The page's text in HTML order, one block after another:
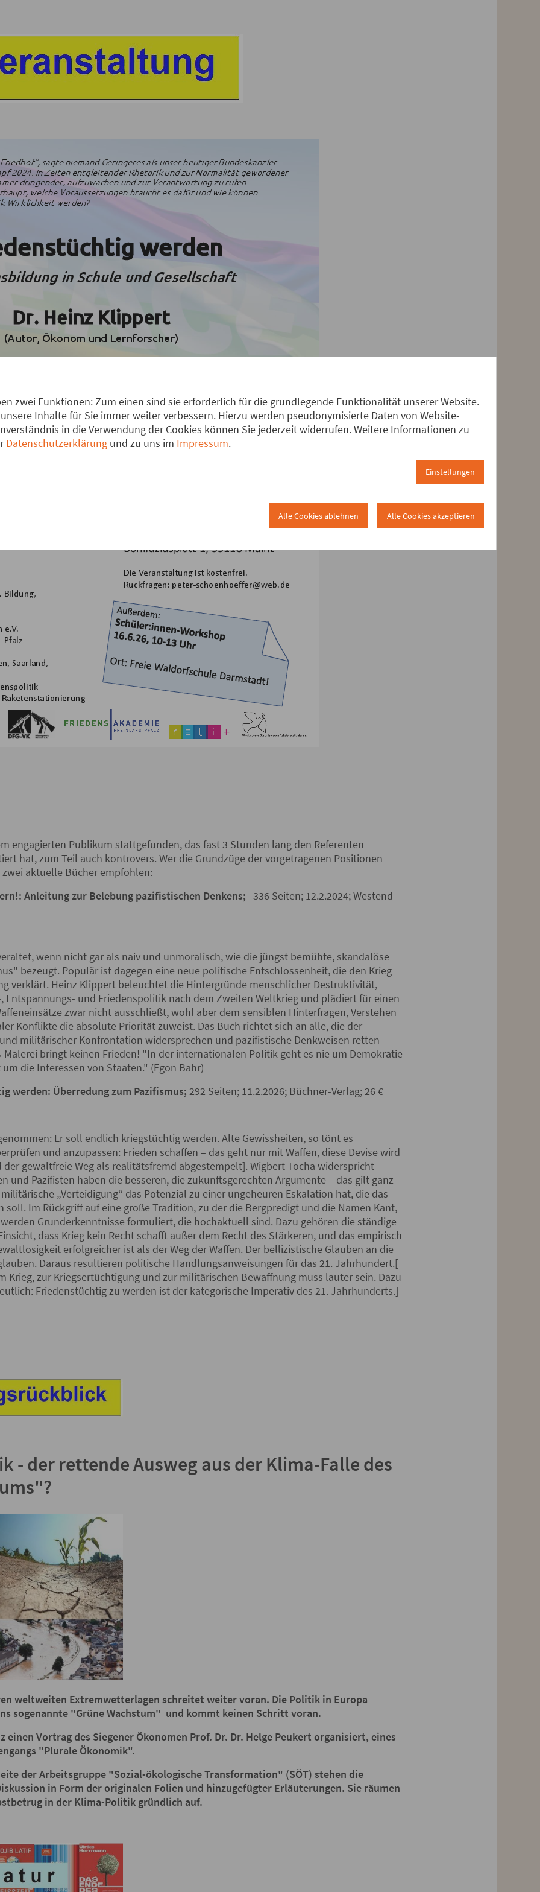
engagierten Publikum stattgefunden, das fast 3 Stunden lang den Referenten
hat, zum Teil auch kontrovers. Wer die Grundzüge der vorgetragenen Positionen
aktuelle Bücher empfohlen:
Anleitung zur Belebung pazifistischen Denkens; ‎ 336 Seiten; 12.2.2024; Westend -
wenn nicht gar als naiv und unmoralisch, wie die jüngst bemühte, skandalöse
bezeugt. Populär ist dagegen eine neue politische Entschlossenheit, die den Krieg
verklärt. Heinz Klippert beleuchtet die Hintergründe menschlicher Destruktivität,
und Friedenspolitik nach dem Zweiten Weltkrieg und plädiert für einen
zwar nicht ausschließt, wohl aber dem sensiblen Hinterfragen, Verstehen
Konflikte die absolute Priorität zuweist. Das Buch richtet sich an alle, die der
militärischer Konfrontation widersprechen und pazifistische Denkweisen retten
Malerei bringt keinen Frieden! "In der internationalen Politik geht es nie um Demokratie
die Interessen von Staaten." (Egon Bahr)
werden: Überredung zum Pazifismus; 292 Seiten; 11.2.2026; Büchner-Verlag; 26 €
Er soll endlich kriegstüchtig werden. Alte Gewissheiten, so tönt es
und anzupassen: Frieden schaffen – das geht nur mit Waffen, diese Devise wird
gewaltfreie Weg als realitätsfremd abgestempelt]. Wigbert Tocha widerspricht
und Pazifisten haben die besseren, die zukunftsgerechten Argumente – das gilt ganz
„Verteidigung“ das Potenzial zu einer ungeheuren Eskalation hat, die das
Im Rückgriff auf eine große Tradition, zu der die Bergpredigt und die Namen Kant,
Grunderkenntnisse formuliert, die hochaktuell sind. Dazu gehören die ständige
dass Krieg kein Recht schafft außer dem Recht des Stärkeren, und das empirisch
erfolgreicher ist als der Weg der Waffen. Der bellizistische Glauben an die
Daraus resultieren politische Handlungsanweisungen für das 21. Jahrhundert.[
Krieg, zur Kriegsertüchtigung und zur militärischen Bewaffnung muss lauter sein. Dazu
Friedenstüchtig zu werden ist der kategorische Imperativ des 21. Jahrhunderts.]
- der rettende Ausweg aus der Klima-Falle des
weltweiten Extremwetterlagen schreitet weiter voran. Die Politik in Europa
sogenannte "Grüne Wachstum" und kommt keinen Schritt voran.
einen Vortrag des Siegener Ökonomen Prof. Dr. Dr. Helge Peukert organisiert, eines
"Plurale Ökonomik".
der Arbeitsgruppe "Sozial-ökologische Transformation" (SÖT) stehen die
in Form der originalen Folien und hinzugefügter Erläuterungen. Sie räumen
in der Klima-Politik gründlich auf.
zwei Funktionen: Zum einen sind sie erforderlich für die grundlegende Funktionalität unserer Website.
Inhalte für Sie immer weiter verbessern. Hierzu werden pseudonymisierte Daten von Website-
in die Verwendung der Cookies können Sie jederzeit widerrufen. Weitere Informationen zu
Datenschutzerklärung und zu uns im Impressum.
Einstellungen
Alle Cookies ablehnen Alle Cookies akzeptieren